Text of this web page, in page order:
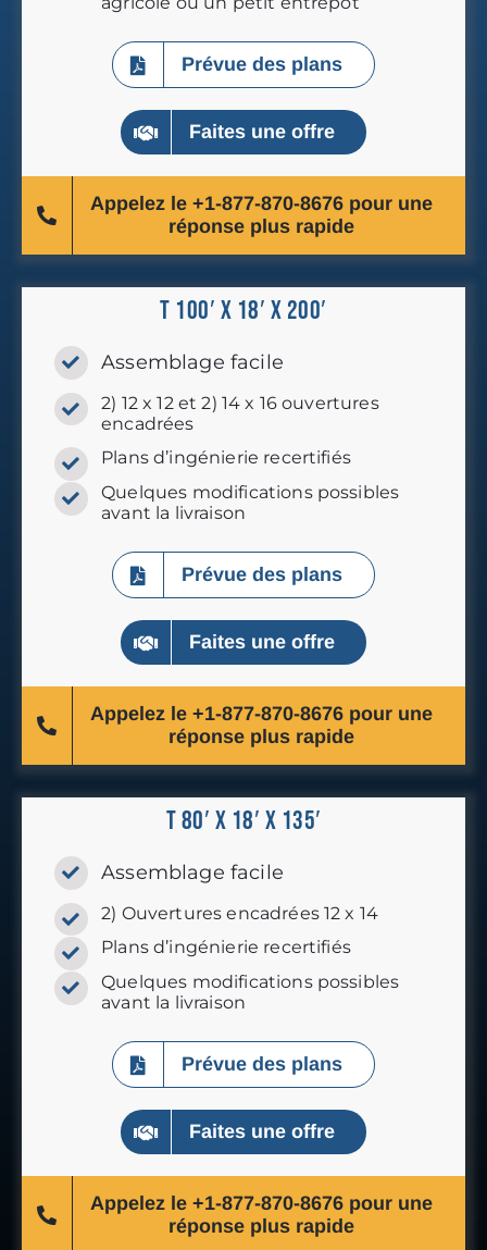
Prévue des plans
Faites une offre
Appelez le +1-877-870-8676 pour une
réponse plus rapide
T 100′ x 18′ x 200′
Assemblage facile
2) 12 x 12 et 2) 14 x 16 ouvertures
encadrées
Plans d’ingénierie recertifiés
Quelques modifications possibles
avant la livraison
Prévue des plans
Faites une offre
Appelez le +1-877-870-8676 pour une
réponse plus rapide
T 80′ x 18′ x 135′
Assemblage facile
2) Ouvertures encadrées 12 x 14
Plans d’ingénierie recertifiés
Quelques modifications possibles
avant la livraison
Prévue des plans
Faites une offre
Appelez le +1-877-870-8676 pour une
réponse plus rapide